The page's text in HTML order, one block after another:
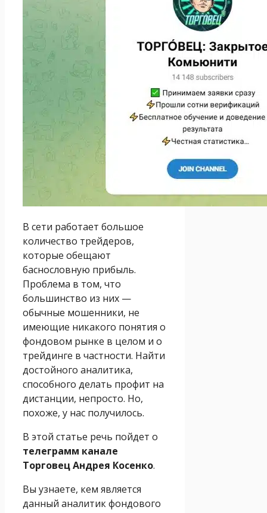
В сети работает большое
количество трейдеров,
которые обещают
баснословную прибыль.
Проблема в том, что
большинство из них —
обычные мошенники, не
имеющие никакого понятия о
фондовом рынке в целом и о
трейдинге в частности. Найти
достойного аналитика,
способного делать профит на
дистанции, непросто. Но,
похоже, у нас получилось.
В этой статье речь пойдет о
телеграмм канале
Торговец Андрея Косенко.
Вы узнаете, кем является
данный аналитик фондового